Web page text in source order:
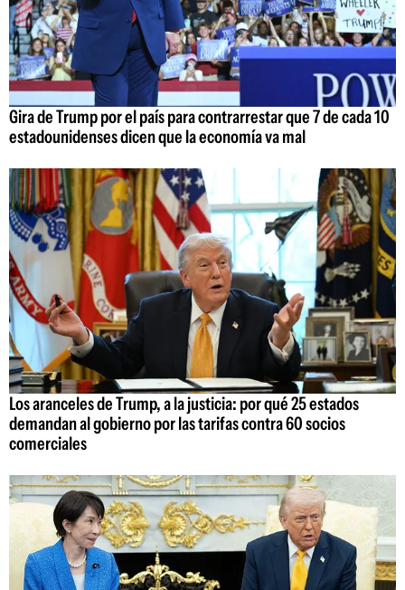
Gira de Trump por el país para contrarrestar que 7 de cada 10
estadounidenses dicen que la economía va mal
Los aranceles de Trump, a la justicia: por qué 25 estados
demandan al gobierno por las tarifas contra 60 socios
comerciales